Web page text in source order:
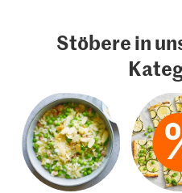
Stöbere in